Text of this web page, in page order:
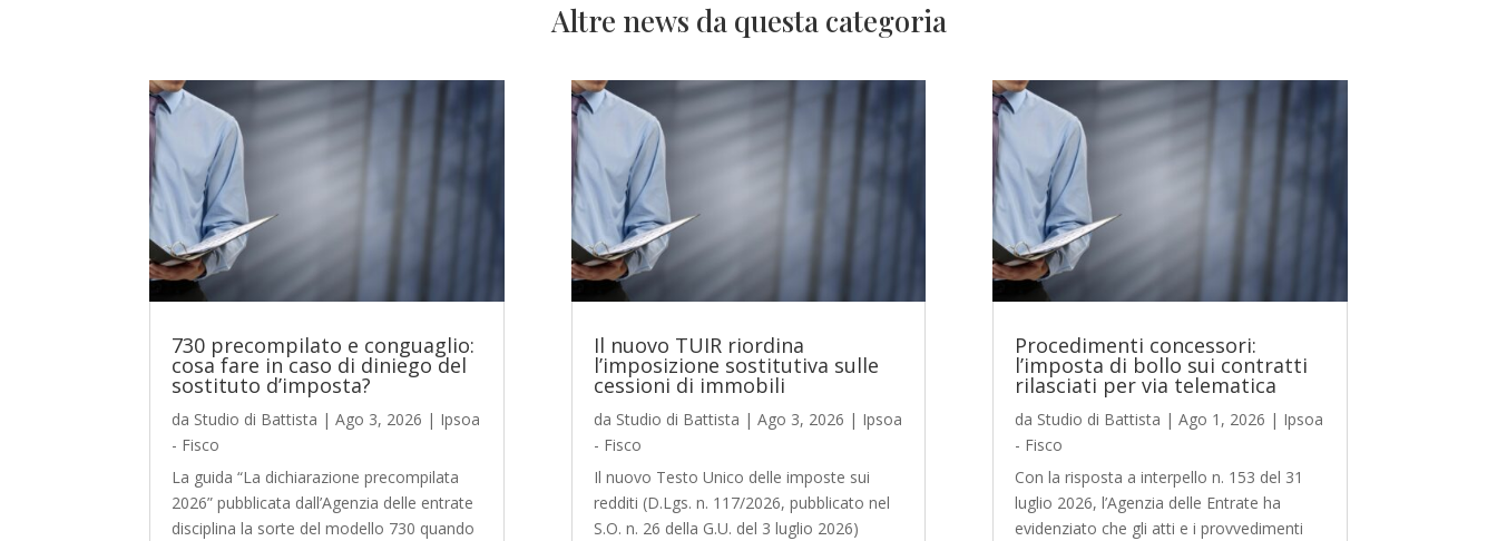
Altre news da questa categoria
730 precompilato e conguaglio:
cosa fare in caso di diniego del
sostituto d’imposta?
da Studio di Battista |Ago 3, 2026 | Ipsoa
- Fisco
La guida “La dichiarazione precompilata
2026” pubblicata dall’Agenzia delle entrate
disciplina la sorte del modello 730 quando
Il nuovo TUIR riordina
l’imposizione sostitutiva sulle
cessioni di immobili
da Studio di Battista | Ago 3, 2026 | Ipsoa
- Fisco
Il nuovo Testo Unico delle imposte sui
redditi (D.Lgs. n. 117/2026, pubblicato nel
S.O. n. 26 della G.U. del 3 luglio 2026)
Procedimenti concessori:
l’imposta di bollo sui contratti
rilasciati per via telematica
da Studio di Battista | Ago 1, 2026 | Ipsoa
- Fisco
Con la risposta a interpello n. 153 del 31
luglio 2026, l’Agenzia delle Entrate ha
evidenziato che gli atti e i provvedimenti